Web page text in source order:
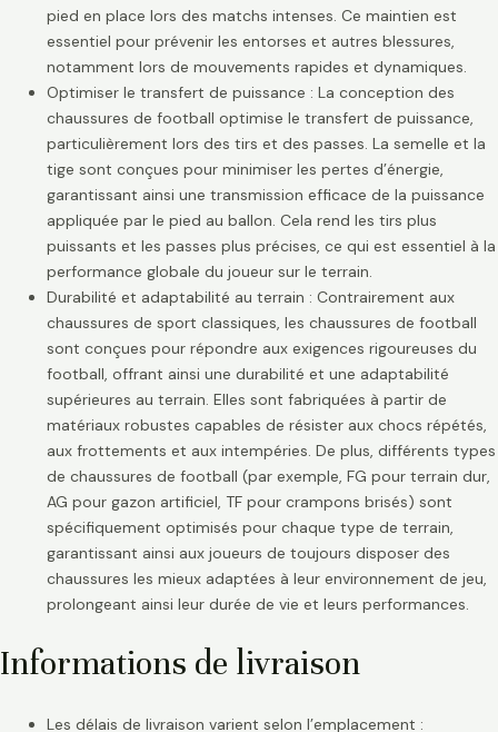
pied en place lors des matchs intenses. Ce maintien est
essentiel pour prévenir les entorses et autres blessures,
notamment lors de mouvements rapides et dynamiques.
Optimiser le transfert de puissance : La conception des
chaussures de football optimise le transfert de puissance,
particulièrement lors des tirs et des passes. La semelle et la
tige sont conçues pour minimiser les pertes d’énergie,
garantissant ainsi une transmission efficace de la puissance
appliquée par le pied au ballon. Cela rend les tirs plus
puissants et les passes plus précises, ce qui est essentiel à la
performance globale du joueur sur le terrain.
Durabilité et adaptabilité au terrain : Contrairement aux
chaussures de sport classiques, les chaussures de football
sont conçues pour répondre aux exigences rigoureuses du
football, offrant ainsi une durabilité et une adaptabilité
supérieures au terrain. Elles sont fabriquées à partir de
matériaux robustes capables de résister aux chocs répétés,
aux frottements et aux intempéries. De plus, différents types
de chaussures de football (par exemple, FG pour terrain dur,
AG pour gazon artificiel, TF pour crampons brisés) sont
spécifiquement optimisés pour chaque type de terrain,
garantissant ainsi aux joueurs de toujours disposer des
chaussures les mieux adaptées à leur environnement de jeu,
prolongeant ainsi leur durée de vie et leurs performances.
Informations de livraison
Les délais de livraison varient selon l’emplacement :